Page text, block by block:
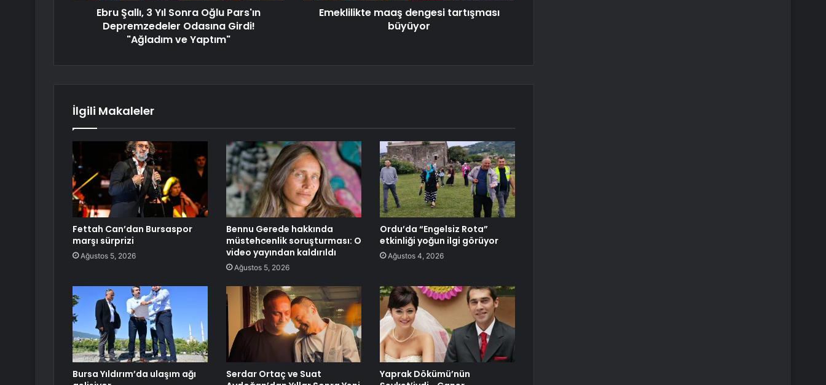
Ebru Şallı, 3 Yıl Sonra Oğlu Pars'ın
Depremzedeler Odasına Girdi!
"Ağladım ve Yaptım"
Emeklilikte maaş dengesi tartışması
büyüyor
İlgili Makaleler
Fettah Can’dan Bursaspor
marşı sürprizi
Ağustos 5, 2026
Bennu Gerede hakkında
müstehcenlik soruşturması: O
video yayından kaldırıldı
Ağustos 5, 2026
Ordu’da “Engelsiz Rota”
etkinliği yoğun ilgi görüyor
Ağustos 4, 2026
Bursa Yıldırım’da ulaşım ağı
Serdar Ortaç ve Suat
Yaprak Dökümü’nün